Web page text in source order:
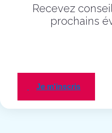
Recevez
prochains
Je m'inscris